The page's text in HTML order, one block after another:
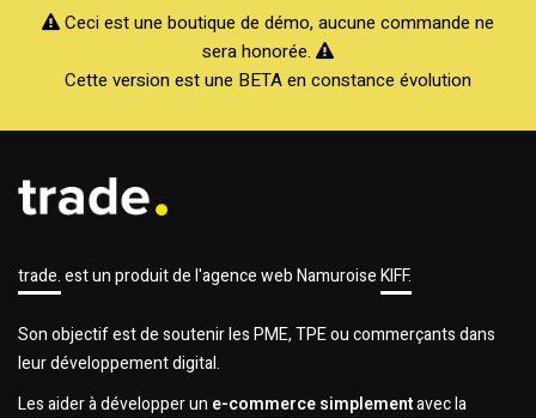
Ceci est une boutique de démo, aucune commande ne
sera honorée.
Cette version est une BETA en constance évolution
trade.est un produit de l'agence web NamuroiseKIFF.
Son objectif est de soutenir les PME, TPE ou commerçants dans
leur développement digital.
Les aider à développer un e-commerce simplementavec la